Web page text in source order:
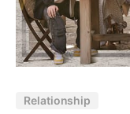
共鳴。 我們都想要財富自由，但這背後的現實是：沒有人
會把錢、資源、時
Relationship